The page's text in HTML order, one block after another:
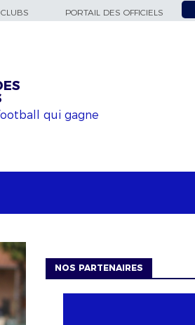
PORTAIL DES OFFICIELS
qui gagne
NOS PARTENAIRES